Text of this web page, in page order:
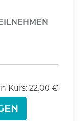
Kurs: 22,00 €